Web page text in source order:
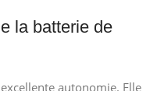
la batterie de
autonomie. Elle